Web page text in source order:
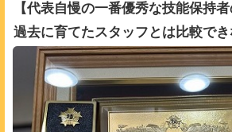
【代表自慢の一番優秀な技能保持者
過去に育てたスタッフとは比較で